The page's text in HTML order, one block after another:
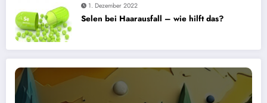
1. Dezember 2022
Selen bei Haarausfall – wie hilft das?